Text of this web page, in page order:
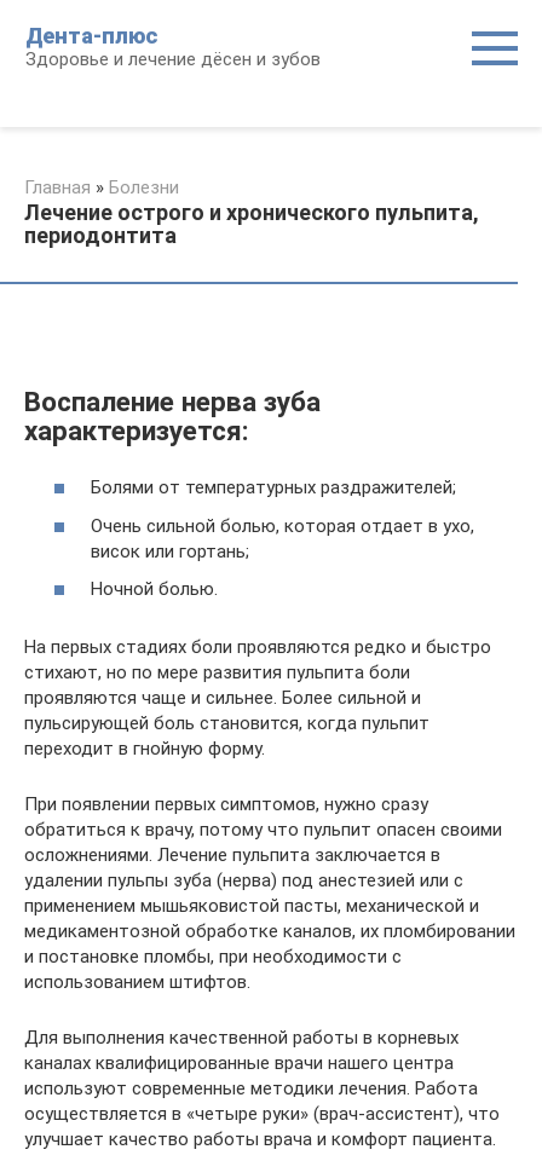
контенту
Дента-плюс
Здоровье и лечение дёсен и зубов
Главная » Болезни
Лечение острого и хронического пульпита,
периодонтита
Воспаление нерва зуба
характеризуется:
Болями от температурных раздражителей;
Очень сильной болью, которая отдает в ухо,
висок или гортань;
Ночной болью.
На первых стадиях боли проявляются редко и быстро
стихают, но по мере развития пульпита боли
проявляются чаще и сильнее. Более сильной и
пульсирующей боль становится, когда пульпит
переходит в гнойную форму.
При появлении первых симптомов, нужно сразу
обратиться к врачу, потому что пульпит опасен своими
осложнениями. Лечение пульпита заключается в
удалении пульпы зуба (нерва) под анестезией или с
применением мышьяковистой пасты, механической и
медикаментозной обработке каналов, их пломбировании
и постановке пломбы, при необходимости с
использованием штифтов.
Для выполнения качественной работы в корневых
каналах квалифицированные врачи нашего центра
используют современные методики лечения. Работа
осуществляется в «четыре руки» (врач-ассистент), что
улучшает качество работы врача и комфорт пациента.